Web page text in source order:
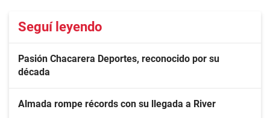
Seguí leyendo
Pasión Chacarera Deportes, reconocido por su
década
Almada rompe récords con su llegada a River